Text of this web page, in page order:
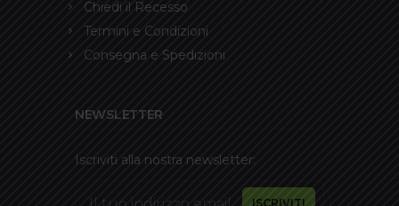
Chiedi il Recesso
Termini e Condizioni
Consegna e Spedizioni
NEWSLETTER
Iscriviti alla nostra newsletter: